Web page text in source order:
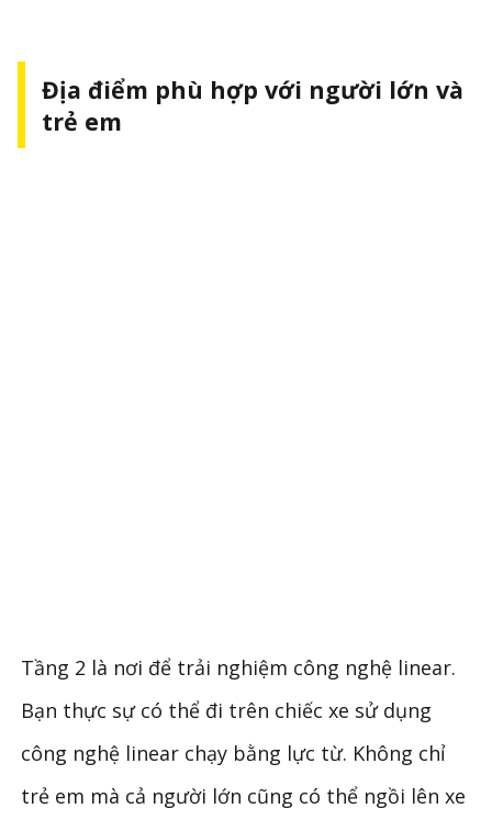
Địa điểm phù hợp với người lớn và
trẻ em
Tầng 2 là nơi để trải nghiệm công nghệ linear.
Bạn thực sự có thể đi trên chiếc xe sử dụng
công nghệ linear chạy bằng lực từ. Không chỉ
trẻ em mà cả người lớn cũng có thể ngồi lên xe